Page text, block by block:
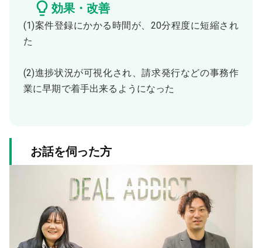
効果・改善
(1)案件登録にかかる時間が、20分程度に短縮され
た
(2)進捗状況が可視化され、請求発行などの事務作
業に早期で着手出来るようになった
お話を伺った方